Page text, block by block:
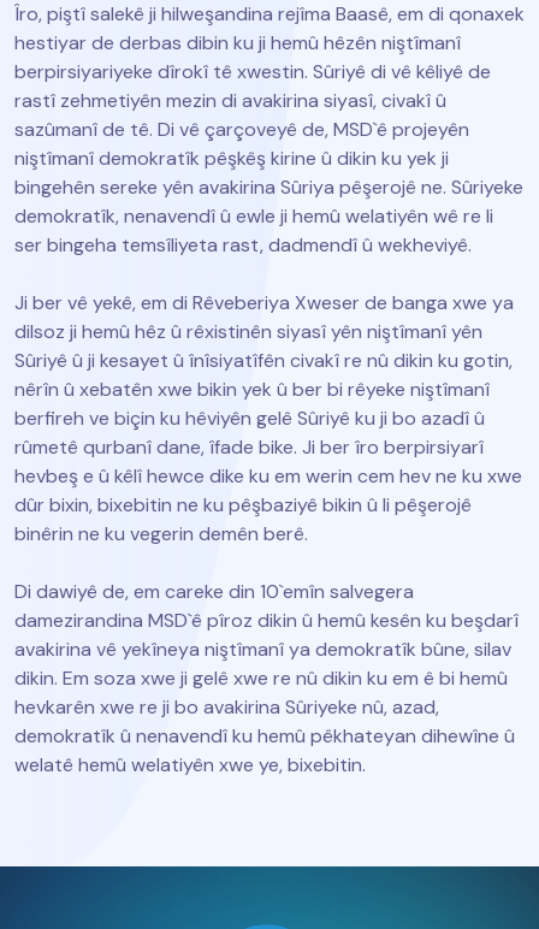
Îro, piştî salekê ji hilweşandina rejîma Baasê, em di qonaxek
hestiyar de derbas dibin ku ji hemû hêzên niştîmanî
berpirsiyariyeke dîrokî tê xwestin. Sûriyê di vê kêliyê de
rastî zehmetiyên mezin di avakirina siyasî, civakî û
sazûmanî de tê. Di vê çarçoveyê de, MSD`ê projeyên
niştîmanî demokratîk pêşkêş kirine û dikin ku yek ji
bingehên sereke yên avakirina Sûriya pêşerojê ne. Sûriyeke
demokratîk, nenavendî û ewle ji hemû welatiyên wê re li
ser bingeha temsîliyeta rast, dadmendî û wekheviyê.
Ji ber vê yekê, em di Rêveberiya Xweser de banga xwe ya
dilsoz ji hemû hêz û rêxistinên siyasî yên niştîmanî yên
Sûriyê û ji kesayet û înîsiyatîfên civakî re nû dikin ku gotin,
nêrîn û xebatên xwe bikin yek û ber bi rêyeke niştîmanî
berfireh ve biçin ku hêviyên gelê Sûriyê ku ji bo azadî û
rûmetê qurbanî dane, îfade bike. Ji ber îro berpirsiyarî
hevbeş e û kêlî hewce dike ku em werin cem hev ne ku xwe
dûr bixin, bixebitin ne ku pêşbaziyê bikin û li pêşerojê
binêrin ne ku vegerin demên berê.
Di dawiyê de, em careke din 10`emîn salvegera
damezirandina MSD`ê pîroz dikin û hemû kesên ku beşdarî
avakirina vê yekîneya niştîmanî ya demokratîk bûne, silav
dikin. Em soza xwe ji gelê xwe re nû dikin ku em ê bi hemû
hevkarên xwe re ji bo avakirina Sûriyeke nû, azad,
demokratîk û nenavendî ku hemû pêkhateyan dihewîne û
welatê hemû welatiyên xwe ye, bixebitin.